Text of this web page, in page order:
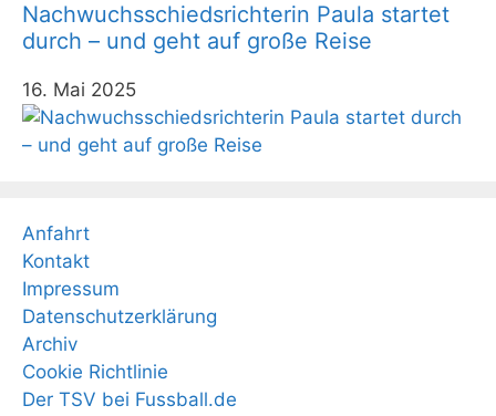
Nachwuchsschiedsrichterin Paula startet
durch – und geht auf große Reise
16. Mai 2025
Anfahrt
Kontakt
Impressum
Datenschutzerklärung
Archiv
Cookie Richtlinie
Der TSV bei Fussball.de